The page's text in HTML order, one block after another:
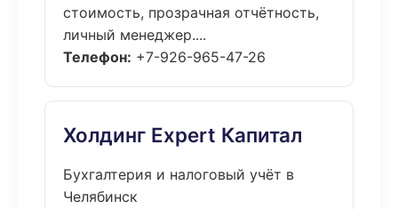
стоимость, прозрачная отчётность,
личный менеджер....
Телефон: +7-926-965-47-26
Холдинг Expert Капитал
Бухгалтерия и налоговый учёт в
Челябинск